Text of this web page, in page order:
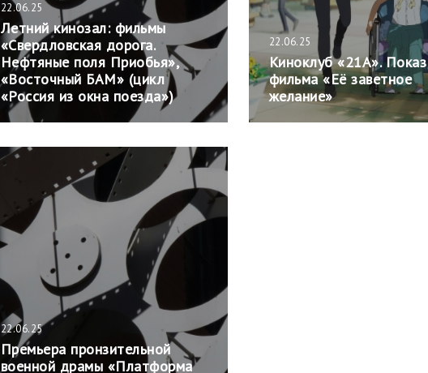
22.06.25
Летний кинозал: фильмы
«Свердловская дорога.
Нефтяные поля Приобья»,
«Восточный БАМ» (цикл
«Россия из окна поезда»)
22.06.25
Киноклуб «21А». Показ
фильма «Её заветное
желание»
22.06.25
Премьера пронзительной
военной драмы «Платформа